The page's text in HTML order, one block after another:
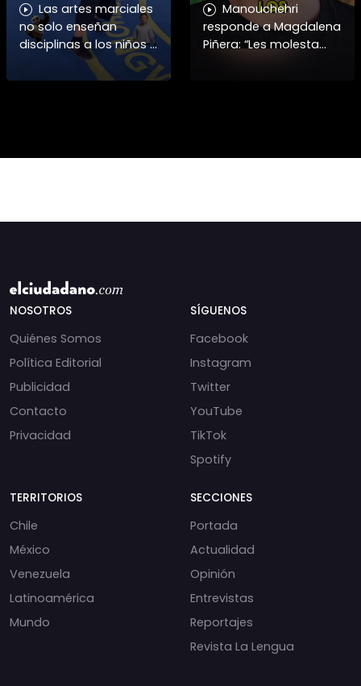
Las artes marciales
no solo enseñan
disciplinas a los niños y
niñas si no también ser
honorables #deporte
Manouchehri
responde a Magdalena
Piñera: “Les molesta
NOSOTROS
Quiénes Somos
Política Editorial
Publicidad
Contacto
Privacidad
SÍGUENOS
Facebook
Instagram
Twitter
YouTube
TikTok
Spotify
TERRITORIOS
Chile
México
Venezuela
Latinoamérica
Mundo
SECCIONES
Portada
Actualidad
Opinión
Entrevistas
Reportajes
Revista La Lengua